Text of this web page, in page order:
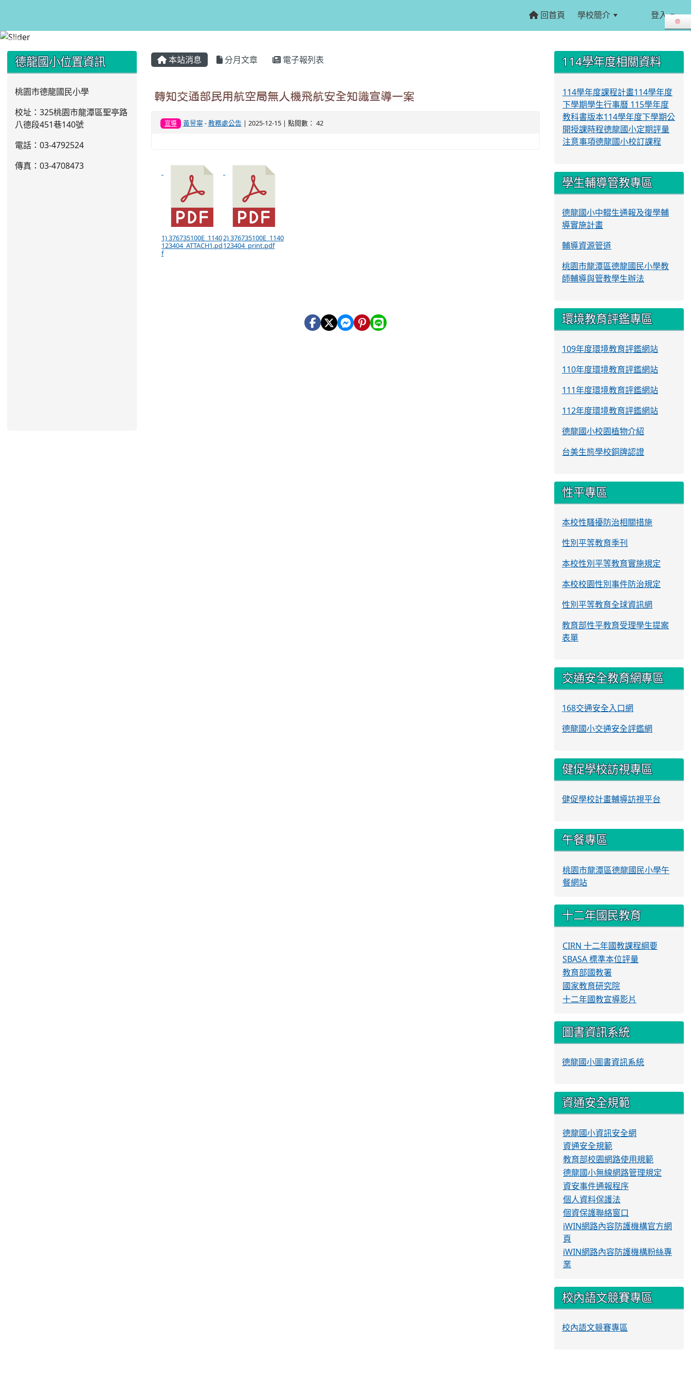
回首頁 學校簡介 登入
本站消息 分月文章 電子報列表
轉知交通部民用航空局無人機飛航安全知識宣導一案
宣導 黃昱寧 -教務處公告 | 2025-12-15 | 點閱數： 42
1) 376735100E_1140
123404_ATTACH1.pd
f
2) 376735100E_1140
123404_print.pdf
::: 德龍國小位置資訊
桃園市德龍國民小學
校址：325桃園市龍潭區聖亭路
八德段451巷140號
電話：03-4792524
傳真：03-4708473
::: 114學年度相關資料
114學年度課程計畫114學年度
下學期學生行事曆 115學年度
教科書版本114學年度下學期公
開授課時程德龍國小定期評量
注意事項德龍國小校訂課程
學生輔導管教專區
德龍國小中輟生通報及復學輔
導實施計畫
輔導資源管道
桃園市龍潭區德龍國民小學教
師輔導與管教學生辦法
環境教育評鑑專區
109年度環境教育評鑑網站
110年度環境教育評鑑網站
111年度環境教育評鑑網站
112年度環境教育評鑑網站
德龍國小校園植物介紹
台美生態學校銅牌認證
性平專區
本校性騷擾防治相關措施
性別平等教育季刊
本校性別平等教育實施規定
本校校園性別事件防治規定
性別平等教育全球資訊網
教育部性平教育受理學生提案
表單
交通安全教育網專區
168交通安全入口網
德龍國小交通安全評鑑網
健促學校訪視專區
健促學校計畫輔導訪視平台
午餐專區
桃園市龍潭區德龍國民小學午
餐網站
十二年國民教育
CIRN 十二年國教課程綱要
SBASA 標準本位評量
教育部國教署
國家教育研究院
十二年國教宣導影片
圖書資訊系統
德龍國小圖書資訊系統
資通安全規範
德龍國小資訊安全網
資通安全規範
教育部校園網路使用規範
德龍國小無線網路管理規定
資安事件通報程序
個人資料保護法
個資保護聯絡窗口
iWIN網路內容防護機構官方網
頁
iWIN網路內容防護機構粉絲專
業
校內語文競賽專區
校內語文競賽專區